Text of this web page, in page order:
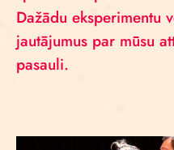
Dažādu eksperimentu
jautājumus par mūsu
pasauli.